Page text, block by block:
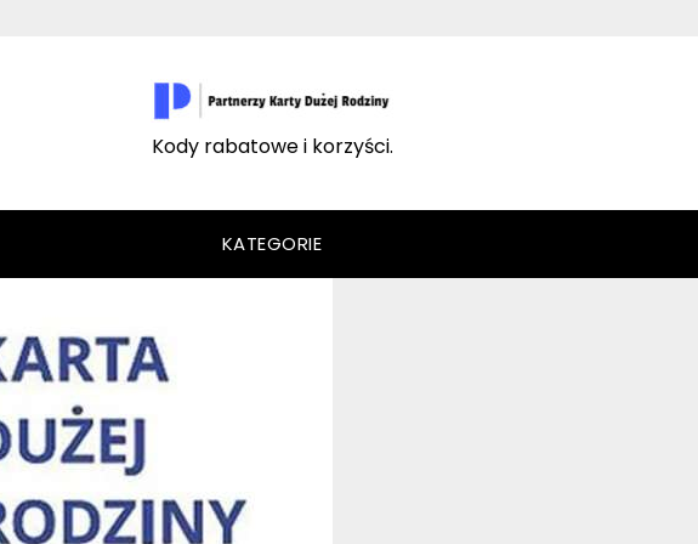
Kody rabatowe i korzyści.
KATEGORIE